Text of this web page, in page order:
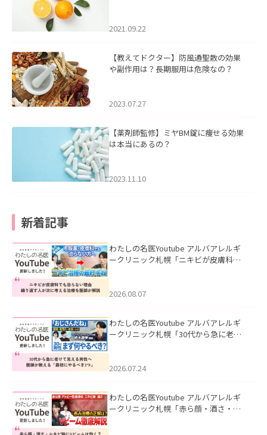
2021.09.22
【教えてドクター】防風通聖散の効果
や副作用は？長期服用は危険なの？
2023.07.27
【薬剤師監修】ミヤBM錠に痩せる効果
は本当にあるの？
2023.11.10
新着記事
わたしの名医Youtube アルバアレルギ
ークリニック札幌「ニキビが皮膚科で
ました。
2026.08.07
わたしの名医Youtube アルバアレルギ
ークリニック札幌「30代から急に老け
た。
2026.07.24
わたしの名医Youtube アルバアレルギ
ークリニック札幌「赤ら顔・酒さ・ニ